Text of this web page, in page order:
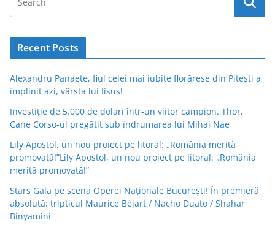
Recent Posts
Alexandru Panaete, fiul celei mai iubite florărese din Pitești a
împlinit azi, vârsta lui Iisus!
Investiție de 5.000 de dolari într-un viitor campion. Thor,
Cane Corso-ul pregătit sub îndrumarea lui Mihai Nae
Lily Apostol, un nou proiect pe litoral: „România merită
promovată!”Lily Apostol, un nou proiect pe litoral: „România
merită promovată!”
Stars Gala pe scena Operei Naționale București! În premieră
absolută: tripticul Maurice Béjart / Nacho Duato / Shahar
Binyamini